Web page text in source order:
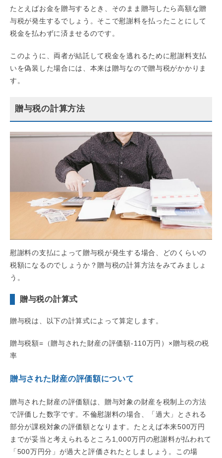
たとえばお金を贈与するとき、そのまま贈与したら高額な贈
与税が発生するでしょう。そこで慰謝料を払ったことにして
税金を払わずに済ませるのです。
このように、両者が結託して税金を逃れるために慰謝料支払
いを偽装した場合には、本来は贈与なので贈与税がかかりま
す。
贈与税の計算方法
慰謝料の支払によって贈与税が発生する場合、どのくらいの
税額になるのでしょうか？贈与税の計算方法をみてみましょ
う。
贈与税の計算式
贈与税は、以下の計算式によって算定します。
贈与税額=（贈与された財産の評価額-110万円）×贈与税の税
率
贈与された財産の評価額について
贈与された財産の評価額は、贈与対象の財産を税制上の方法
で評価した数字です。不倫慰謝料の場合、「過大」とされる
部分が課税対象の評価額となります。たとえば本来500万円
までが妥当と考えられるところ1,000万円の慰謝料が払われて
「500万円分」が過大と評価されたとしましょう。この場